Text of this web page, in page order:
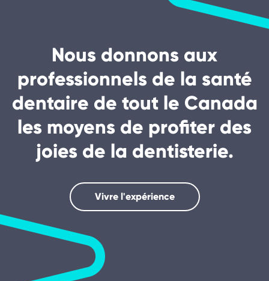
Nous donnons aux
professionnels de la santé
dentaire de tout le Canada
les moyens de profiter des
joies de la dentisterie.
Vivre l'expérience